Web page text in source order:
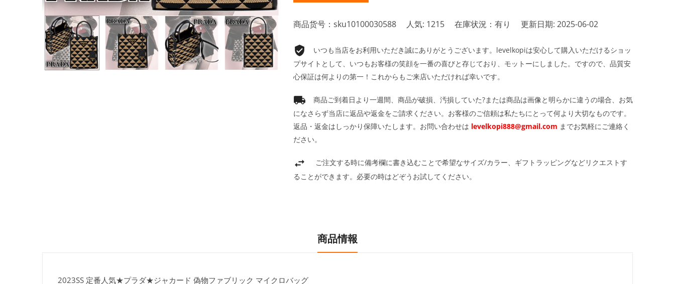
商品货号：sku10100030588 人気: 1215 在庫状況：有り 更新日期: 2025-06-02
いつも当店をお利用いただき誠にありがとうございます。levelkopiは安心して購入いただけるショッ
プサイトとして、いつもお客様の笑顔を一番の喜びと存じており、モットーにしました。ですので、品質安
心保証は何よりの第一！これからもご来店いただければ幸いです。
商品ご到着日より一週間、商品が破損、汚損していた?または商品は画像と明らかに違うの場合、お気
になさらず当店に返品や返金をご請求ください。お客様のご信頼は私たちにとって何より大切なものです。
返品・返金はしっかり保障いたします。お問い合わせは levelkopi888@gmail.com までお気軽にご連絡く
ださい。
ご注文する時に備考欄に書き込むことで希望なサイズ/カラー、ギフトラッピングなどリクエストす
ることができます。必要の時はどぞうお試してください。
商品情報
2023SS 定番人気★プラダ★ジャカード 偽物ファブリック マイクロバッグ